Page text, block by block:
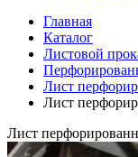
Главная
Каталог
Листовой
Лист
Лист
Лист